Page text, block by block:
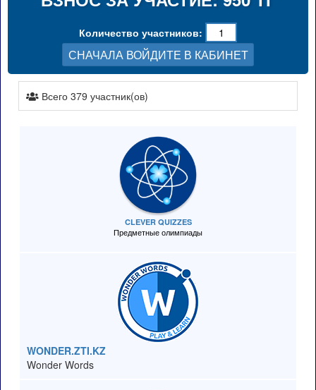
Количество участников:
СНАЧАЛА ВОЙДИТЕ В КАБИНЕТ
Всего 379 участник(ов)
CLEVER QUIZZES
Предметные олимпиады
WONDER.ZTI.KZ
Wonder Words